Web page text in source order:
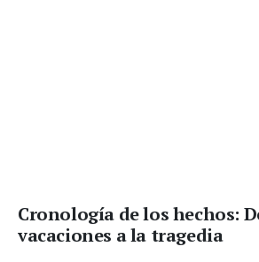
Cronología de los hechos:
vacaciones a la tragedia